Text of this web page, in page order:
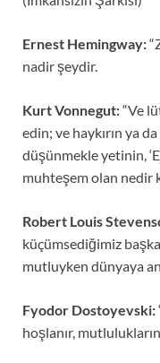
Ernest Hemingway:
nadir şeydir.
Kurt Vonnegut:“Ve
edin; ve haykırın ya
düşünmekle yetinin,
muhteşem olan nedir
Robert Louis
küçümsediğimiz
mutluyken dünyaya
Fyodor Dostoyevski:
hoşlanır,